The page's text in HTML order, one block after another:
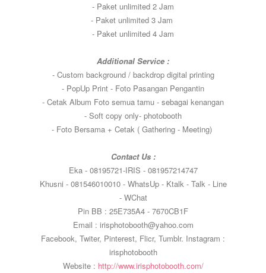
- Paket unlimited 2 Jam
- Paket unlimited 3 Jam
- Paket unlimited 4 Jam
Additional Service :
- Custom background / backdrop digital printing
- PopUp Print - Foto Pasangan Pengantin
- Cetak Album Foto semua tamu - sebagai kenangan
- Soft copy only- photobooth
- Foto Bersama + Cetak ( Gathering - Meeting)
Contact Us :
Eka - 08195721-IRIS - 081957214747
Khusni - 081546010010 - WhatsUp - Ktalk - Talk - Line
- WChat
Pin BB : 25E735A4 - 7670CB1F
Email : irisphotobooth@yahoo.com
Facebook, Twiter, Pinterest, Flicr, Tumblr. Instagram :
irisphotobooth
Website : http://www.irisphotobooth.com/